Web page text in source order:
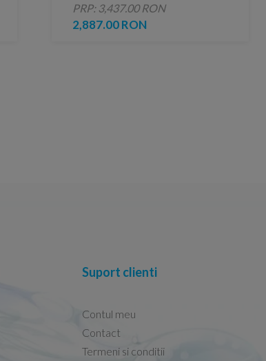
PRP: 3,437.00 RON
2,887.00 RON
Suport clienti
Contul meu
Contact
Termeni si conditii